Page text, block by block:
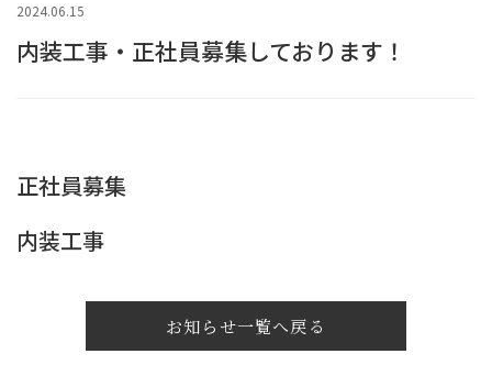
2024.06.15
内装工事・正社員募集しております！
正社員募集
内装工事
お知らせ一覧へ戻る